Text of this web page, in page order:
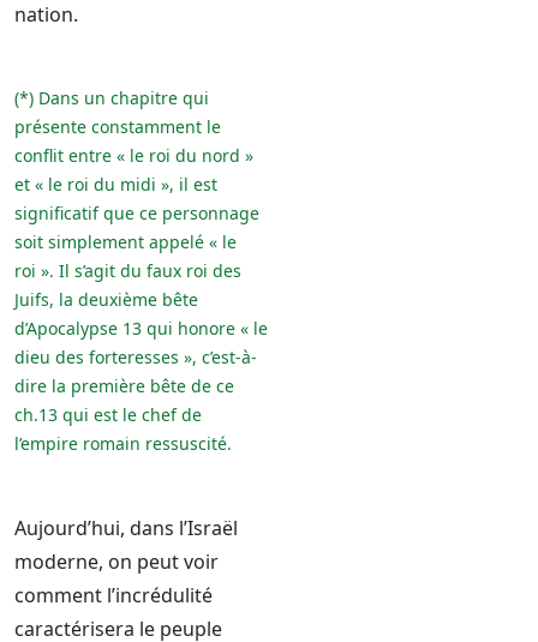
nation.
(*) Dans un chapitre qui
présente constamment le
conflit entre « le roi du nord »
et « le roi du midi », il est
significatif que ce personnage
soit simplement appelé « le
roi ». Il s’agit du faux roi des
Juifs, la deuxième bête
d’Apocalypse 13 qui honore « le
dieu des forteresses », c’est-à-
dire la première bête de ce
ch.13 qui est le chef de
l’empire romain ressuscité.
Aujourd’hui, dans l’Israël
moderne, on peut voir
comment l’incrédulité
caractérisera le peuple